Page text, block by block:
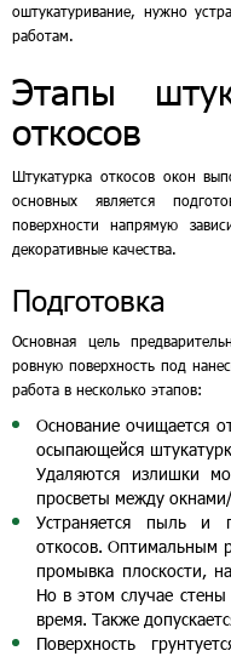
оштукатуривание, нужно
работам.
Этапы
откосов
Штукатурка откосов окон
основных является
поверхности напрямую
декоративные качества.
Подготовка
Основная цель
ровную поверхность под
работа в несколько этапов:
Основание очищается
осыпающейся
Удаляются излишки
просветы между
Устраняется пыль и
откосов. Оптимальным
промывка плоскости,
Но в этом случае
время. Также
Поверхность